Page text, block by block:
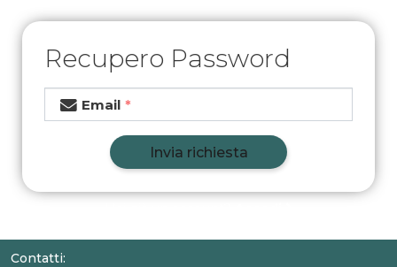
Recupero Password
Email
Invia richiesta
Contatti: